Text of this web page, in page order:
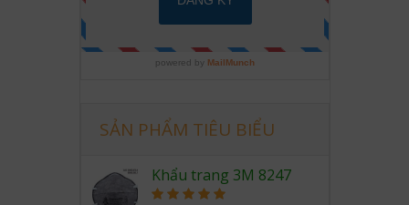
SẢN PHẨM TIÊU BIỂU
Khẩu trang 3M 8247